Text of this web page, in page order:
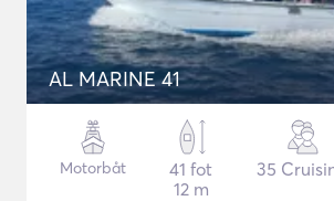
AL MARINE 41
Motorbåt
41 fot
12 m
35